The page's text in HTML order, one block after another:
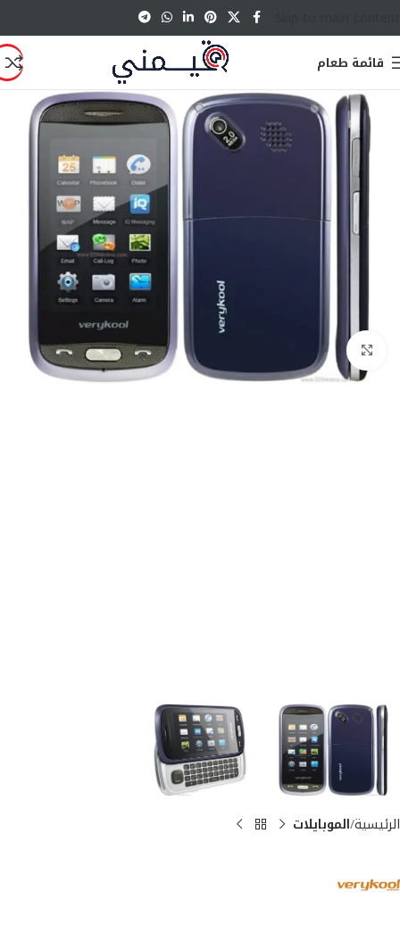
قائمة طعام
انقر للتكبير
الرئيسية الموبايلات